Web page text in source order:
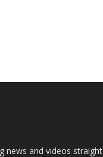
news and videos straight